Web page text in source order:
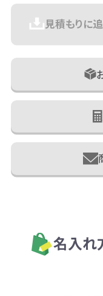
見積もりに
名入れ